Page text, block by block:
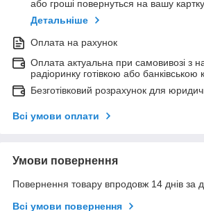
або гроші повернуться на вашу картку
Детальніше
Оплата на рахунок
Оплата актуальна при самовивозі з
радіоринку готівкою або банківською
Безготівковий розрахунок для
Всі умови оплати
Умови повернення
Повернення товару впродовж 14 днів за
Всі умови повернення